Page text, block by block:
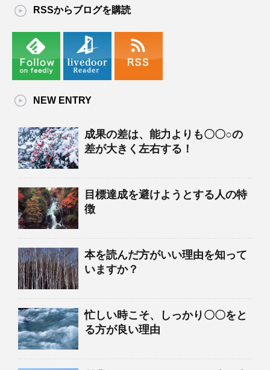
RSSからブログを購読
NEW ENTRY
成果の差は、能力よりも〇〇○の
差が大きく左右する！
目標達成を避けようとする人の特
徴
本を読んだ方がいい理由を知って
いますか？
忙しい時こそ、しっかり〇〇をと
る方が良い理由